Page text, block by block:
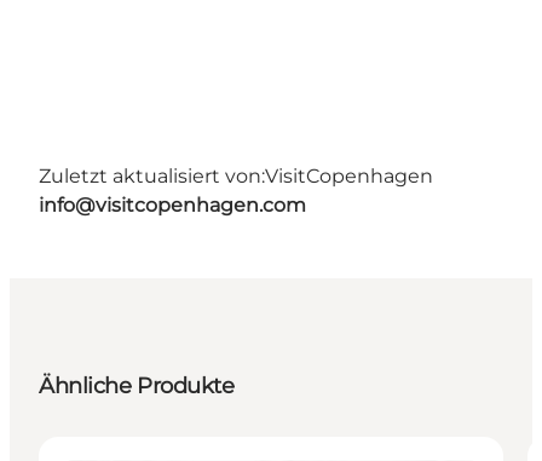
Zuletzt aktualisiert von:VisitCopenhagen
info@visitcopenhagen.com
Ähnliche Produkte